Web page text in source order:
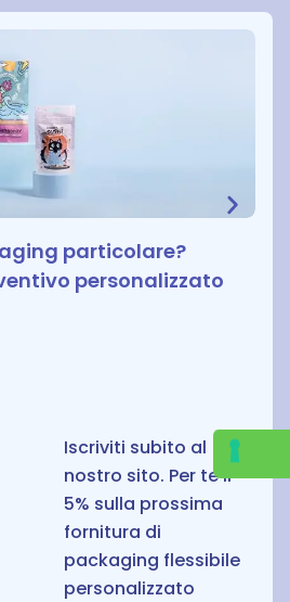
particolare?
personalizzato
Iscriviti subito al
nostro sito. Per te il
5% sulla prossima
fornitura di
packaging flessibile
personalizzato